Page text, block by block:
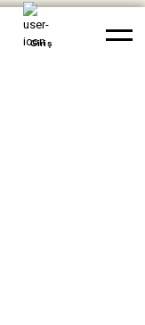
Whatsapp Yardım
Giriş